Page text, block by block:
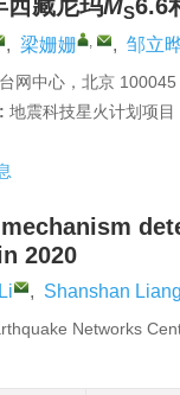
西藏尼玛MS6.6
, 梁姗姗 , , 邹立
网中心，北京 100045
地震科技星火计划项
2020
, Shanshan Liang
Networks